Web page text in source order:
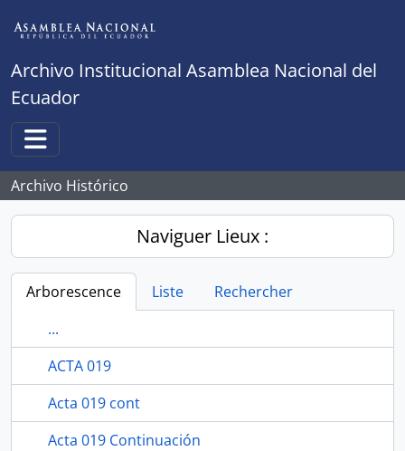
Archivo Institucional Asamblea Nacional del
Ecuador
Toggle navigation
Archivo Histórico
Naviguer Lieux :
Arborescence Liste
Rechercher
...
ACTA 019
Acta 019 cont
Acta 019 Continuación